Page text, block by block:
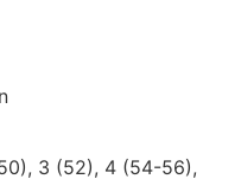
3 (52), 4 (54-56),